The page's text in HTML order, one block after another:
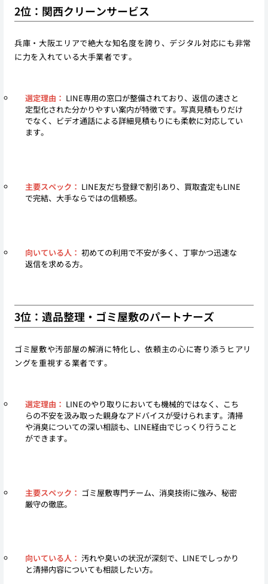
2位：関西クリーンサービス
兵庫・大阪エリアで絶大な知名度を誇り、デジタル対応にも非常
に力を入れている大手業者です。
選定理由： LINE専用の窓口が整備されており、返信の速さと
定型化された分かりやすい案内が特徴です。写真見積もりだけ
でなく、ビデオ通話による詳細見積もりにも柔軟に対応してい
ます。
主要スペック： LINE友だち登録で割引あり、買取査定もLINE
で完結、大手ならではの信頼感。
向いている人： 初めての利用で不安が多く、丁寧かつ迅速な
返信を求める方。
3位：遺品整理・ゴミ屋敷のパートナーズ
ゴミ屋敷や汚部屋の解消に特化し、依頼主の心に寄り添うヒアリ
ングを重視する業者です。
選定理由： LINEのやり取りにおいても機械的ではなく、こち
らの不安を汲み取った親身なアドバイスが受けられます。清掃
や消臭についての深い相談も、LINE経由でじっくり行うこと
ができます。
主要スペック： ゴミ屋敷専門チーム、消臭技術に強み、秘密
厳守の徹底。
向いている人： 汚れや臭いの状況が深刻で、LINEでしっかり
と清掃内容についても相談したい方。